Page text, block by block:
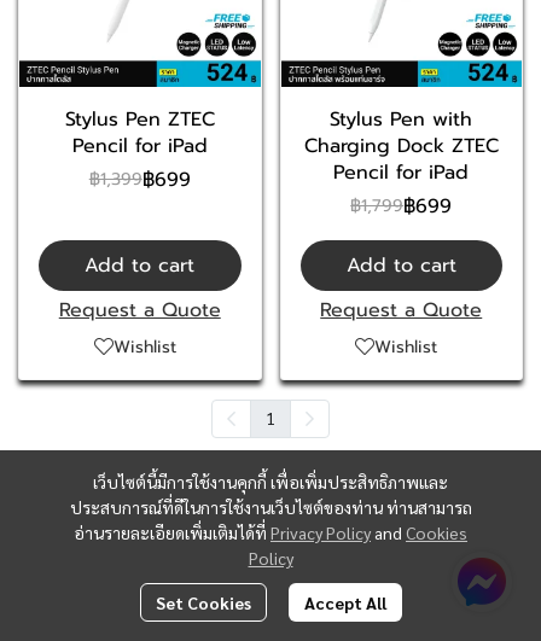
Stylus Pen ZTEC
Pencil for iPad
฿1,399฿699
Add to cart
Request a Quote
Wishlist
Stylus Pen with
Charging Dock ZTEC
Pencil for iPad
฿1,799฿699
Add to cart
Request a Quote
Wishlist
1
เว็บไซต์นี้มีการใช้งานคุกกี้ เพื่อเพิ่มประสิทธิภาพและ
ประสบการณ์ที่ดีในการใช้งานเว็บไซต์ของท่าน ท่านสามารถ
อ่านรายละเอียดเพิ่มเติมได้ที่ Privacy Policy and Cookies
Policy
Set Cookies Accept All